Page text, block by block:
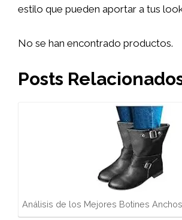
estilo que pueden aportar a tus
No se han encontrado productos.
Posts
Análisis de los Mejores Botines Anchos: